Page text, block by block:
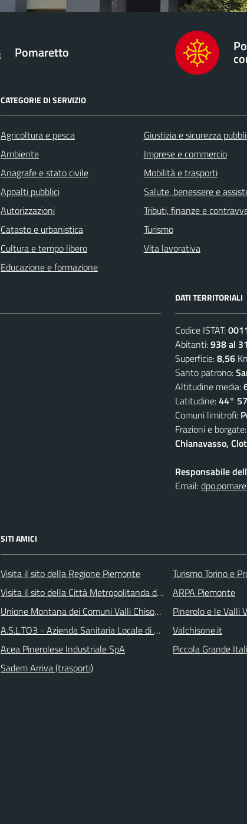
Pomaretto
CATEGORIE DI SERVIZIO
Agricoltura e pesca
Ambiente
Anagrafe e stato civile
Appalti pubblici
Autorizzazioni
Catasto e urbanistica
Cultura e tempo libero
Educazione e formazione
Giustizia e sicurezza
Imprese e commercio
Mobilità e trasporti
Salute, benessere e
Tributi, finanze e
Turismo
Vita lavorativa
DATI TERRITORIALI
Codice ISTAT:
Abitanti:938 al
Superficie:8,56
Santo patrono:
Altitudine media:
Latitudine:44°
Comuni limitrofi:
Frazioni e borgate:
Chianavasso,
Responsabile
Email:
SITI AMICI
Visita il sito della Regione Piemonte
Visita il sito della Città Metropolitanda di Torino
Unione Montana dei Comuni Valli Chisone e Germanasca
A.S.L.TO3 - Azienda Sanitaria Locale di Collegno e Pinerolo
Acea Pinerolese Industriale SpA
Sadem Arriva (trasporti)
Turismo Torino e
ARPA Piemonte
Pinerolo e le Valli
Valchisone.it
Piccola Grande